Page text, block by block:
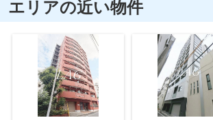
エリアの近い物件